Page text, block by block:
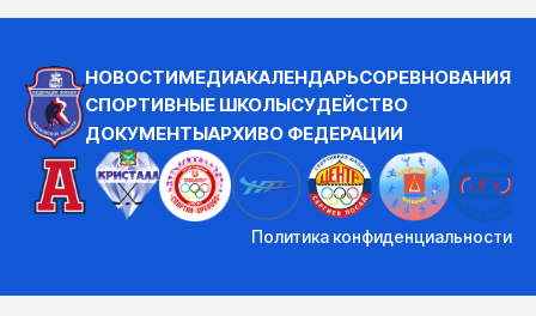
НОВОСТИМЕДИАКАЛЕНДАРЬСОРЕВНОВАНИЯ
СПОРТИВНЫЕ ШКОЛЫСУДЕЙСТВО
ДОКУМЕНТЫАРХИВО ФЕДЕРАЦИИ
Политика конфиденциальности